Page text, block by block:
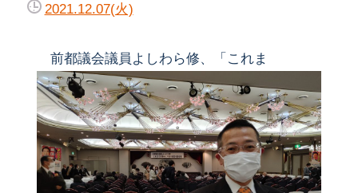
2021.12.07(火)
前都議会議員よしわら修、「これま